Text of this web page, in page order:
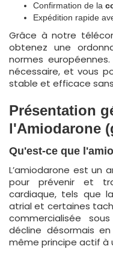
Confirmation de la
Expédition rapide
Grâce à notre
obtenez une
normes
nécessaire, et vous
stable et efficace
Présentation
l'Amiodarone
Qu'est-ce que
L’amiodarone est un
pour prévenir et
cardiaque, tels que
atrial et certaines
commercialisée
décline désormais
même principe actif à